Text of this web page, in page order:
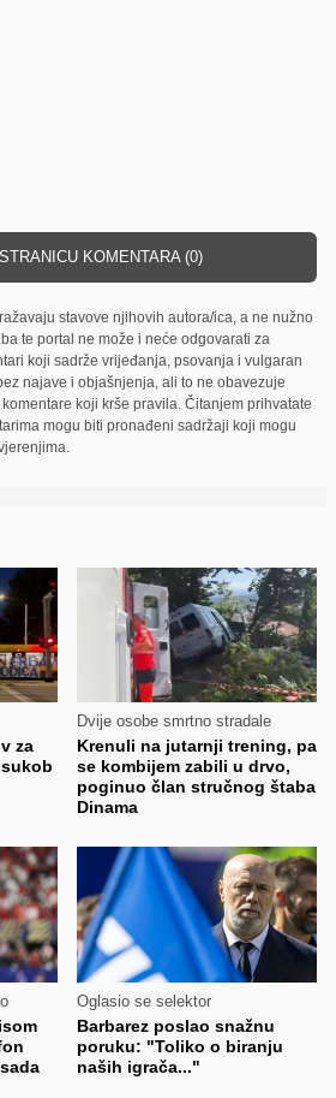
KOMENTARA (0)
stavove njihovih autora/ica, a ne nužno
te portal ne može i neće odgovarati za
koji sadrže vrijeđanja, psovanja i vulgaran
najave i objašnjenja, ali to ne obavezuje
koji krše pravila. Čitanjem prihvatate
mogu biti pronađeni sadržaji koji mogu
za
Dvije osobe smrtno stradale
Krenuli na jutarnji trening, pa
se kombijem zabili u drvo,
poginuo član stručnog štaba
Dinama
Oglasio se selektor
Barbarez poslao snažnu
poruku: "Toliko o biranju
naših igrača..."